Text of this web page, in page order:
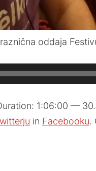
oddaja
1:06:00 —
in Facebooku.